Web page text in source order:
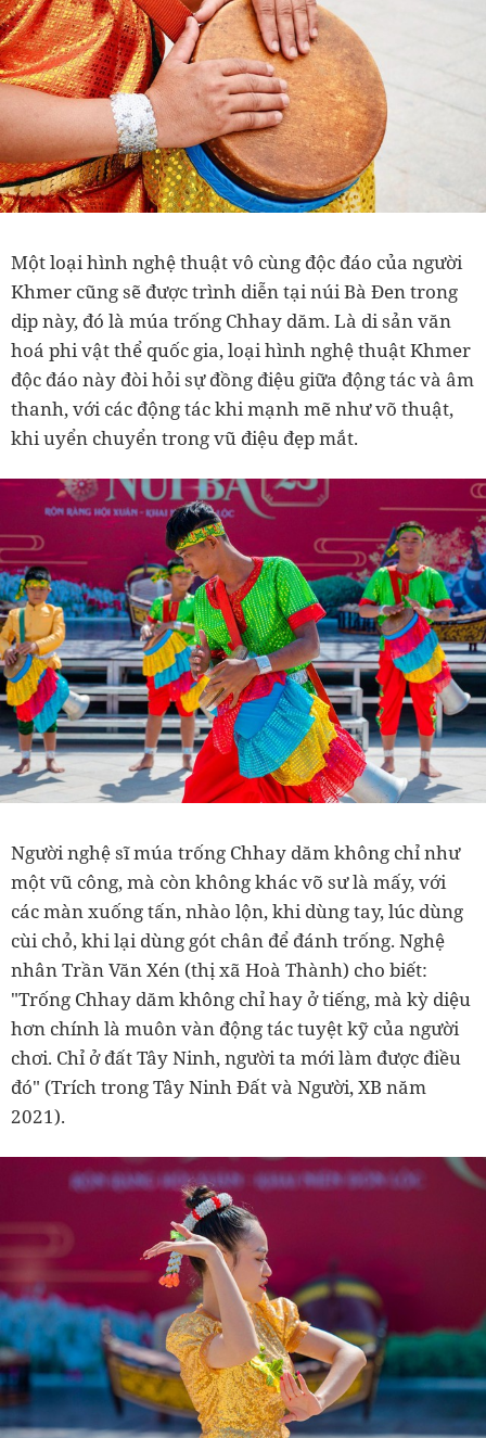
Một loại hình nghệ thuật vô cùng độc đáo của người
Khmer cũng sẽ được trình diễn tại núi Bà Đen trong
dịp này, đó là múa trống Chhay dăm. Là di sản văn
hoá phi vật thể quốc gia, loại hình nghệ thuật Khmer
độc đáo này đòi hỏi sự đồng điệu giữa động tác và âm
thanh, với các động tác khi mạnh mẽ như võ thuật,
khi uyển chuyển trong vũ điệu đẹp mắt.
Người nghệ sĩ múa trống Chhay dăm không chỉ như
một vũ công, mà còn không khác võ sư là mấy, với
các màn xuống tấn, nhào lộn, khi dùng tay, lúc dùng
cùi chỏ, khi lại dùng gót chân để đánh trống. Nghệ
nhân Trần Văn Xén (thị xã Hoà Thành) cho biết:
"Trống Chhay dăm không chỉ hay ở tiếng, mà kỳ diệu
hơn chính là muôn vàn động tác tuyệt kỹ của người
chơi. Chỉ ở đất Tây Ninh, người ta mới làm được điều
đó" (Trích trong Tây Ninh Đất và Người, XB năm
2021).